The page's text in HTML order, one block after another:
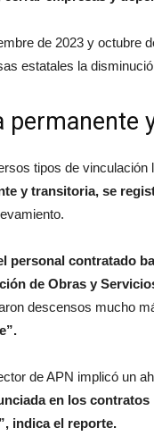
de 2023 y octubre
estatales la
permanente
tipos de vinculación
y transitoria, se
personal contratado
de Obras y
descensos mucho
de APN implicó un
en los
indica el reporte.